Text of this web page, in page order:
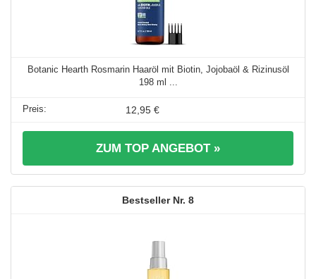
Botanic Hearth Rosmarin Haaröl mit Biotin, Jojobaöl & Rizinusöl
198 ml ...
12,95 €
ZUM TOP ANGEBOT »
8